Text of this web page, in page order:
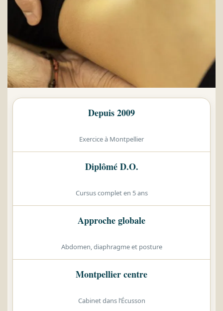
Depuis 2009
Exercice à Montpellier
Diplômé D.O.
Cursus complet en 5 ans
Approche globale
Abdomen, diaphragme et posture
Montpellier centre
Cabinet dans l’Écusson